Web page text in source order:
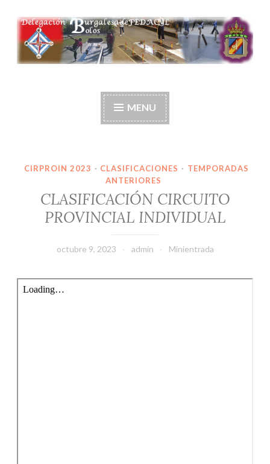
Ir
al
contenido
Delegación burgalesa
de fedacyl-bolos
MENU
CIRPROIN 2023 · CLASIFICACIONES · TEMPORADAS
ANTERIORES
CLASIFICACIÓN CIRCUITO
PROVINCIAL INDIVIDUAL
octubre 9, 2023 admin Minientrada